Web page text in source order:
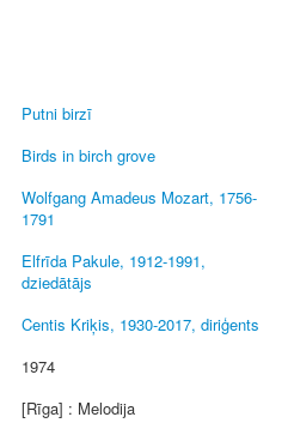
Putni birzī
Birds in birch grove
Wolfgang Amadeus Mozart, 1756-
1791
Elfrīda Pakule, 1912-1991,
dziedātājs
Centis Kriķis, 1930-2017, diriģents
1974
[Rīga] : Melodija